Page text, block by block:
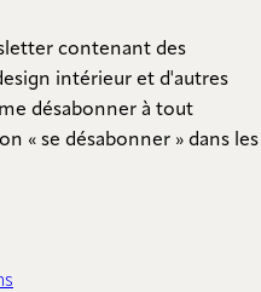
contenant des
intérieur et d'autres
désabonner à tout
« se désabonner » dans les